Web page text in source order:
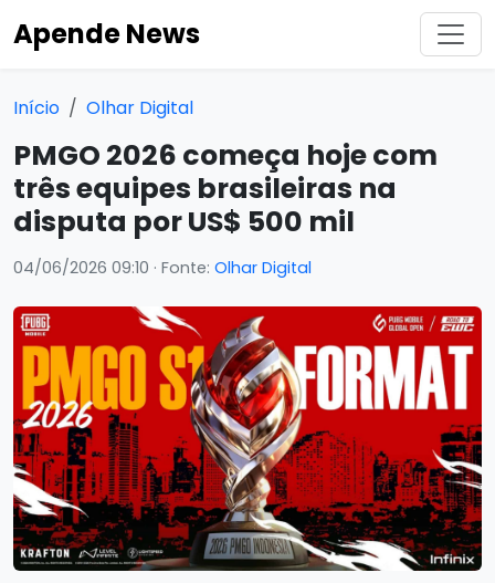
Apende News
Início Olhar Digital
PMGO 2026 começa hoje com
três equipes brasileiras na
disputa por US$ 500 mil
04/06/2026 09:10 · Fonte: Olhar Digital